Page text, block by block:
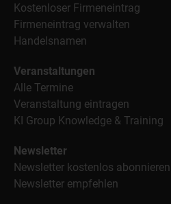
Kostenloser Firmeneintrag
Firmeneintrag verwalten
Handelsnamen
Veranstaltungen
Alle Termine
Veranstaltung eintragen
KI Group Knowledge & Training
Newsletter
Newsletter kostenlos abonnieren
Newsletter empfehlen